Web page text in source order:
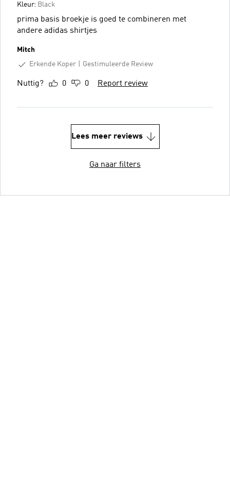
Kleur: Black
prima basis broekje is goed te combineren met
andere adidas shirtjes
Mitch
Erkende Koper
Gestimuleerde Review
Nuttig? 0 0 Report review
Lees meer reviews
Ga naar filters